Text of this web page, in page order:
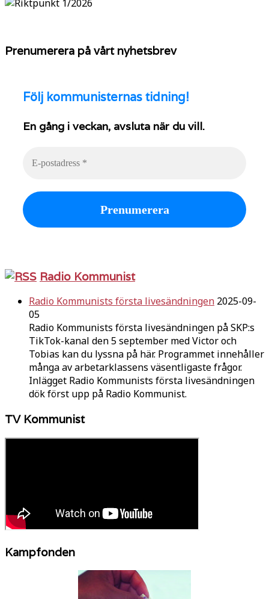
Prenumerera på vårt nyhetsbrev
Följ kommunisternas tidning!
En gång i veckan, avsluta när du vill.
Radio Kommunist
Radio Kommunists första livesändningen 2025-09-
05
Radio Kommunists första livesändningen på SKP:s
TikTok-kanal den 5 september med Victor och
Tobias kan du lyssna på här. Programmet innehåller
många av arbetarklassens väsentligaste frågor.
Inlägget Radio Kommunists första livesändningen
dök först upp på Radio Kommunist.
TV Kommunist
Kampfonden